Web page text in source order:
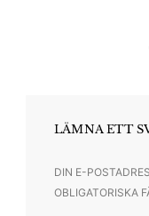
LÄMNA ETT
DIN E-
OBLIGATORISKA